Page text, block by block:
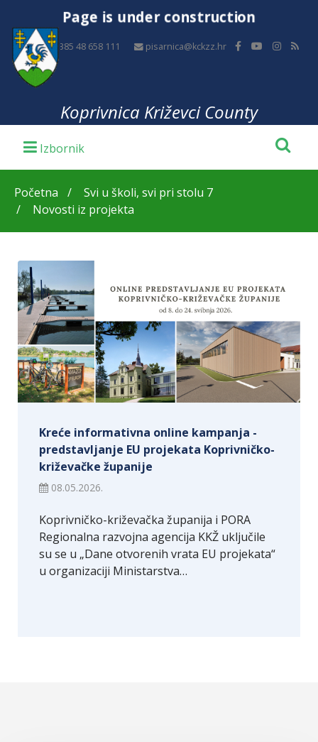
Page is under construction
+385 48 658 111 pisarnica@kckzz.hr
Koprivnica Križevci County
Početna
Svi u školi, svi pri stolu 7
Novosti iz projekta
Kreće informativna online kampanja -
predstavljanje EU projekata Koprivničko-
križevačke županije
08.05.2026.
Koprivničko-križevačka županija i PORA
Regionalna razvojna agencija KKŽ uključile
su se u „Dane otvorenih vrata EU projekata“
u organizaciji Ministarstva…